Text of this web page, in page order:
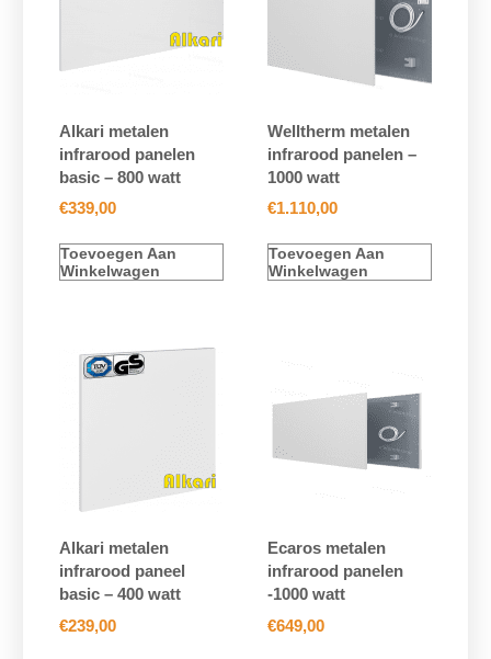
Alkari metalen
infrarood panelen
basic – 800 watt
€339,00
Toevoegen Aan
Winkelwagen
Welltherm metalen
infrarood panelen –
1000 watt
€1.110,00
Toevoegen Aan
Winkelwagen
Alkari metalen
infrarood paneel
basic – 400 watt
€239,00
Ecaros metalen
infrarood panelen
-1000 watt
€649,00